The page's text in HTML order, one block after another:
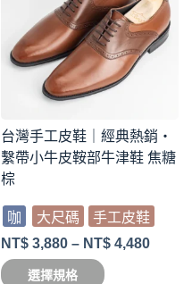
台灣手工皮鞋｜經典熱銷・
繫帶小牛皮鞍部牛津鞋 焦糖
棕
咖 大尺碼
手工皮鞋
NT$ 3,880 – NT$ 4,480
選擇規格